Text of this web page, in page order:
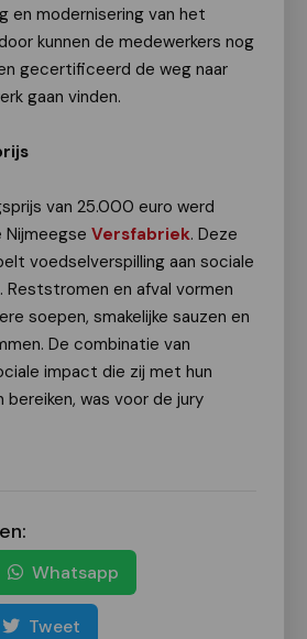
en modernisering van het
kunnen de medewerkers nog
gecertificeerd de weg naar
gaan vinden.
van 25.000 euro werd
Nijmeegse Versfabriek. Deze
voedselverspilling aan sociale
en afval vormen
soepen, smakelijke sauzen en
De combinatie van
impact die zij met hun
bereiken, was voor de jury
Whatsapp
Tweet